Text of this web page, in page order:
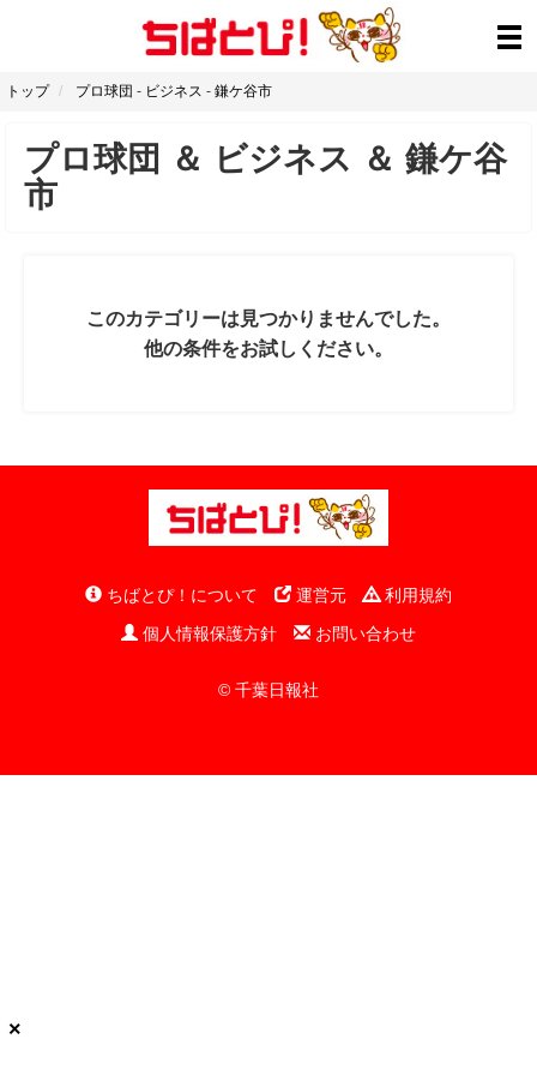
トップ プロ球団 - ビジネス - 鎌ケ谷市
プロ球団 ＆ ビジネス ＆ 鎌ケ谷
市
このカテゴリーは見つかりませんでした。
他の条件をお試しください。
ちばとぴ！について 運営元
利用規約
個人情報保護方針
お問い合わせ
© 千葉日報社
×